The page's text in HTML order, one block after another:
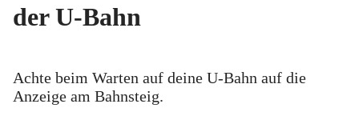
der U-Bahn
Achte beim Warten auf deine U-Bahn auf die
Anzeige am Bahnsteig.